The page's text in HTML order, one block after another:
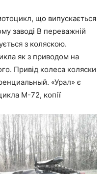
що випускається
заводі В переважній
з коляскою.
як з приводом на
Привід колеса коляски
«Урал» є
М-72, копії